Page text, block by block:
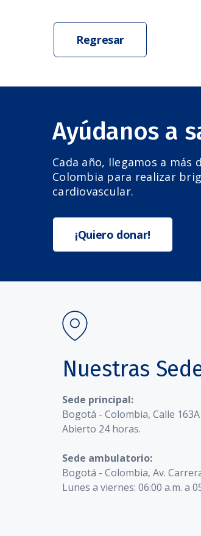
Regresar
Ayúdanos a
Cada año, llegamos a más
Colombia para realizar
cardiovascular.
¡Quiero donar!
Nuestras
Sede principal:
Bogotá - Colombia, Calle
Abierto 24 horas.
Sede ambulatorio:
Bogotá - Colombia, Av.
Lunes a viernes: 06:00 a.m. a